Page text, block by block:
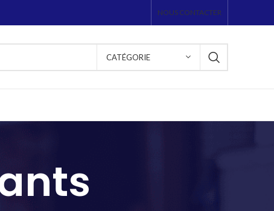
NOUS CONTACTER
CATÉGORIE